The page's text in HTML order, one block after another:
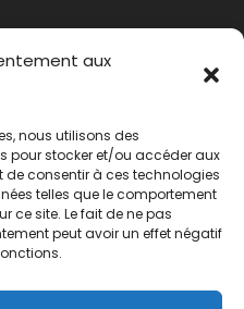
aux
nous utilisons des
pour stocker et/ou accéder aux
consentir à ces technologies
telles que le comportement
ce site. Le fait de ne pas
peut avoir un effet négatif